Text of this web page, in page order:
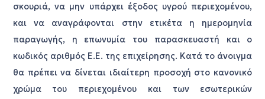
σκουριά, να μην υπάρχει έξοδος υγρού περιεχομένου,
και να αναγράφονται στην ετικέτα η ημερομηνία
παραγωγής, η επωνυμία του παρασκευαστή και ο
κωδικός αριθμός Ε.Ε. της επιχείρησης. Κατά το άνοιγμα
θα πρέπει να δίνεται ιδιαίτερη προσοχή στο κανονικό
χρώμα του περιεχομένου και των εσωτερικών